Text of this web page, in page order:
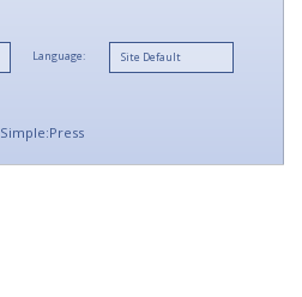
Language:
Simple:Press